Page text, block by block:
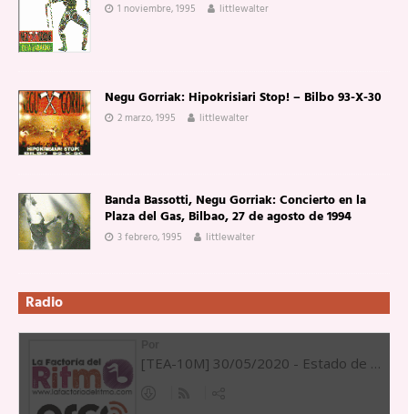
1 noviembre, 1995 littlewalter
Negu Gorriak: Hipokrisiari Stop! – Bilbo 93-X-30
2 marzo, 1995 littlewalter
Banda Bassotti, Negu Gorriak: Concierto en la
Plaza del Gas, Bilbao, 27 de agosto de 1994
3 febrero, 1995 littlewalter
Radio